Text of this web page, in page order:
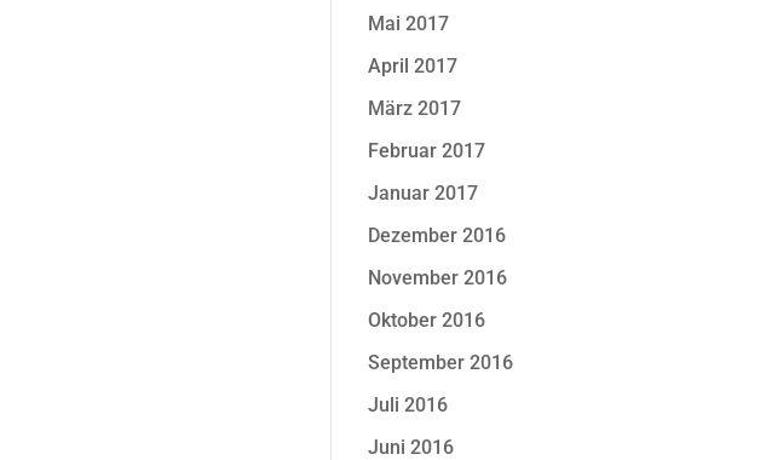
Mai 2017
April 2017
März 2017
Februar 2017
Januar 2017
Dezember 2016
November 2016
Oktober 2016
September 2016
Juli 2016
Juni 2016